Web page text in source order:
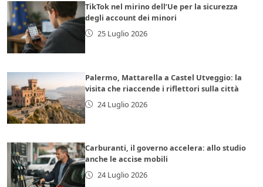
TikTok nel mirino dell’Ue per la sicurezza
degli account dei minori
25 Luglio 2026
Palermo, Mattarella a Castel Utveggio: la
visita che riaccende i riflettori sulla città
24 Luglio 2026
Carburanti, il governo accelera: allo studio
anche le accise mobili
24 Luglio 2026